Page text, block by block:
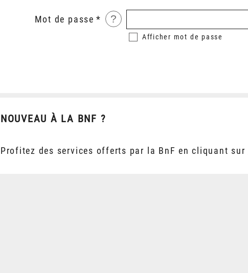
Mot de passe ?
Afficher mot de passe
NOUVEAU À LA BNF ?
Profitez des services offerts par la BnF en cliquant sur